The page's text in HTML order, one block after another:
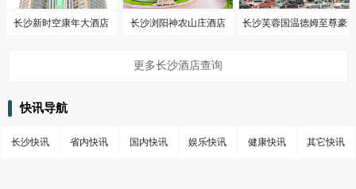
长沙新时空康年大酒店 长沙浏阳神农山庄酒店 长沙芙蓉国温德姆至尊豪
更多长沙酒店查询
快讯导航
其它快讯
健康快讯
娱乐快讯
国内快讯
省内快讯
长沙快讯